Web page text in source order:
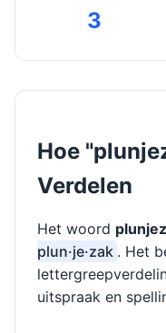
3
Hoe
Verdelen
Het woord
plun·je·zak . Het
uitspraak en